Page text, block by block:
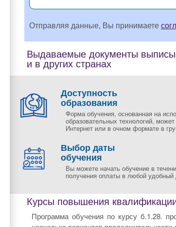
Отправляя данные, Вы принимаете
Выдаваемые документы
и в других странах
Доступность
образования
Форма обучения, основанная на
образовательных технологий,
Интернет или в очном формате в
Выбор даты
обучения
Вы можете начать обучение в
получения оплаты в любой удобный
Курсы повышения
Программа обучения по курсу б.1.28.